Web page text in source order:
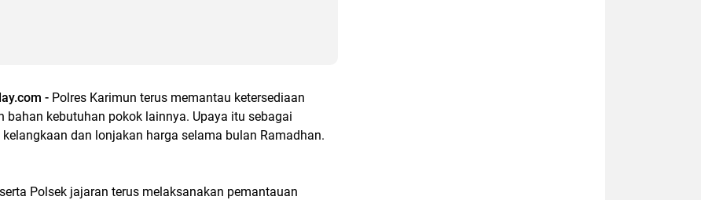
- Polres Karimun terus memantau ketersediaan
bahan kebutuhan pokok lainnya. Upaya itu sebagai
dan lonjakan harga selama bulan Ramadhan.
Polsek jajaran terus melaksanakan pemantauan